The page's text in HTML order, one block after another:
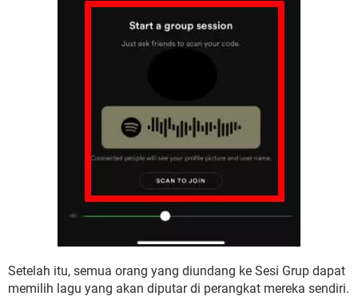
Setelah itu, semua orang yang diundang ke Sesi Grup dapat
memilih lagu yang akan diputar di perangkat mereka sendiri.